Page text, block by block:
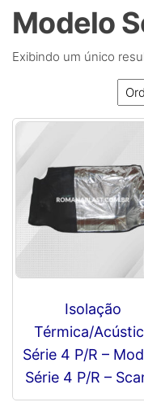
Modelo
Exibindo um único
Isolação
Térmica/
Série 4 P/R –
Série 4 P/R –